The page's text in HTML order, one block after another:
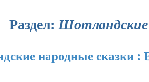
Раздел:Шотландские
народные сказки :